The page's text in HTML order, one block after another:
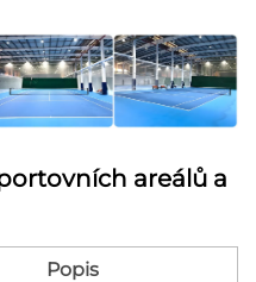
areálů a
Popis